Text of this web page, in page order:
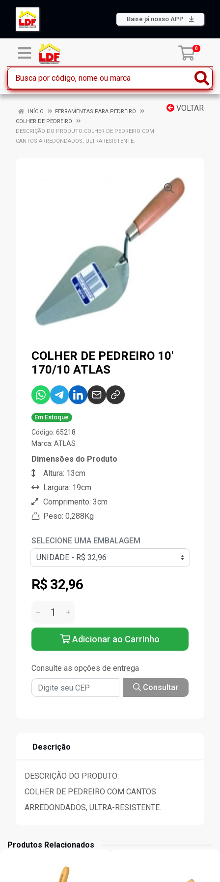
Baixe já nosso APP
0
VOLTAR
INÍCIO
FERRAMENTAS PARA PEDREIRO
COLHER DE PEDREIRO
DESCRIÇÃO DO PRODUTO:COLHER DE PEDREIRO COM
CANTOS ARREDONDADOS, ULTRARESISTENTE.
COLHER DE PEDREIRO 10'
170/10 ATLAS
Em Estoque
Código: 65218
Marca: ATLAS
Dimensões do Produto
Altura: 13cm
Largura: 19cm
Comprimento: 3cm
Peso: 0,288Kg
SELECIONE UMA EMBALAGEM
R$ 32,96
Adicionar ao Carrinho
Consulte as opções de entrega
Consultar
Descrição
DESCRIÇÃO DO PRODUTO:
COLHER DE PEDREIRO COM CANTOS
ARREDONDADOS, ULTRA-RESISTENTE.
Produtos Relacionados